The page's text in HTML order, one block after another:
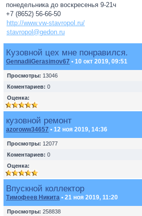
понедельника до воскресенья 9-21ч
+7 (8652) 56-66-50
http://www.vw-stavropol.ru/
stavropol@gedon.ru
Кузовной цех мне понравился.
GennadiiGerasimov67 • 10 окт 2019, 09:51
Просмотры: 13046
Коментариев: 0
Оценка:
кузовной ремонт
azoroww34657 • 12 ноя 2019, 14:36
Просмотры: 12077
Коментариев: 0
Оценка:
Впускной коллектор
Тимофеев Никита • 21 ноя 2019, 11:20
Просмотры: 258838